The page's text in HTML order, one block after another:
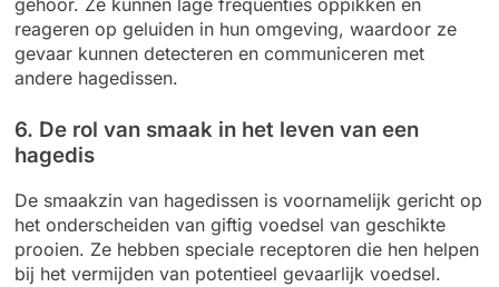
reageren op geluiden in hun omgeving, waardoor ze
gevaar kunnen detecteren en communiceren met
andere hagedissen.
6. De rol van smaak in het leven van een
hagedis
De smaakzin van hagedissen is voornamelijk gericht op
het onderscheiden van giftig voedsel van geschikte
prooien. Ze hebben speciale receptoren die hen helpen
bij het vermijden van potentieel gevaarlijk voedsel.